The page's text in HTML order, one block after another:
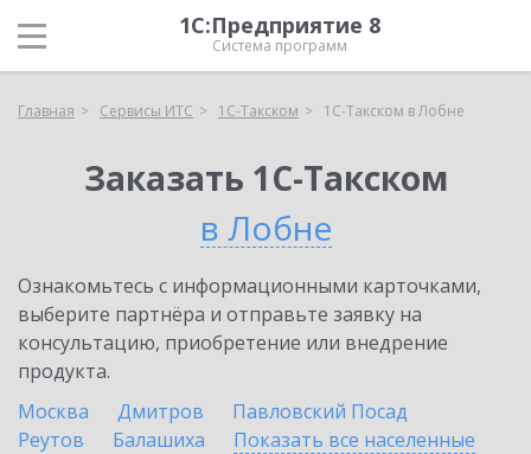
1С:Предприятие 8
Система программ
Главная Сервисы ИТС 1С-Такском 1С-Такском в Лобне
Заказать 1С-Такском
в Лобне
Ознакомьтесь с информационными карточками,
выберите партнёра и отправьте заявку на
консультацию, приобретение или внедрение
продукта.
Москва
Дмитров
Павловский Посад
Реутов
Балашиха
Показать все населенные